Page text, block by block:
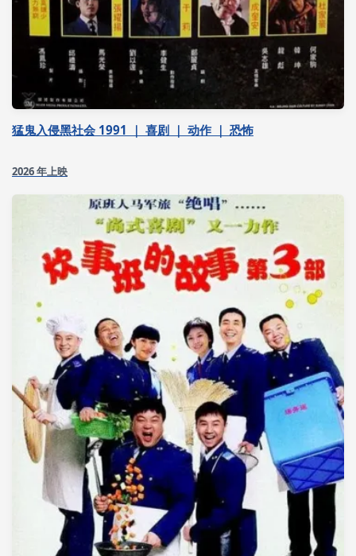
猛鬼入侵黑社会 1991 ｜ 喜剧 ｜ 动作 ｜ 恐怖
2026 年上映